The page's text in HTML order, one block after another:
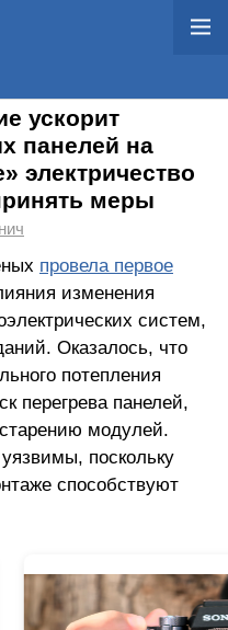
ускорит
панелей на
электричество
меры
провела первое
изменения
систем,
Оказалось, что
потепления
перегрева панелей,
модулей.
поскольку
способствуют